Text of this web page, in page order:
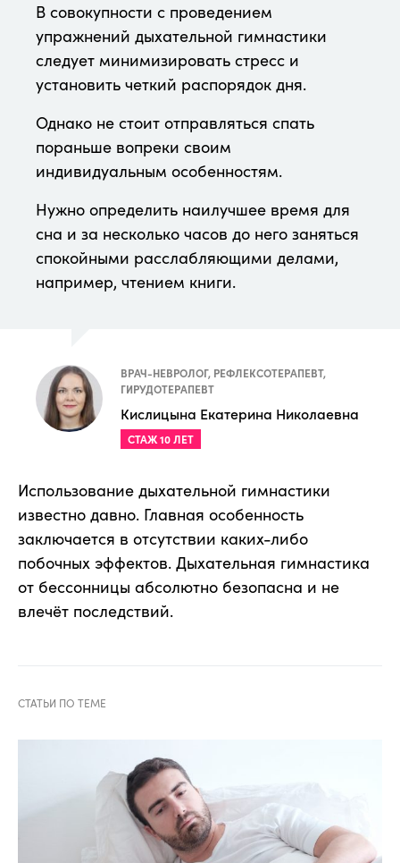
В совокупности с проведением
упражнений дыхательной гимнастики
следует минимизировать стресс и
установить четкий распорядок дня.
Однако не стоит отправляться спать
пораньше вопреки своим
индивидуальным особенностям.
Нужно определить наилучшее время для
сна и за несколько часов до него заняться
спокойными расслабляющими делами,
например, чтением книги.
ВРАЧ-НЕВРОЛОГ, РЕФЛЕКСОТЕРАПЕВТ,
ГИРУДОТЕРАПЕВТ
Кислицына Екатерина Николаевна
СТАЖ 10 ЛЕТ
Использование дыхательной гимнастики
известно давно. Главная особенность
заключается в отсутствии каких-либо
побочных эффектов. Дыхательная гимнастика
от бессонницы абсолютно безопасна и не
влечёт последствий.